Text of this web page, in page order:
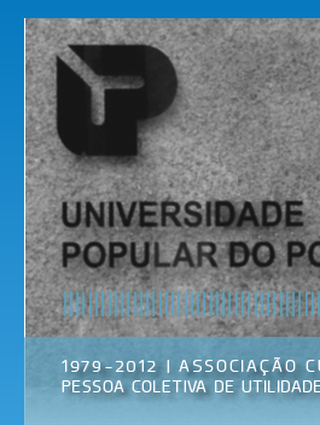
Universidade
Popular do
Porto
Associação
Cultural